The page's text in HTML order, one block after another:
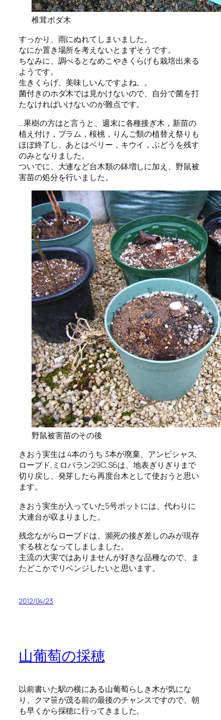
椎茸ボダ木
すっかり、雨にぬれてしまいました。
なにか置き場所を考えないとまずそうです。
ちなみに、調べるとなめこやきくらげも栽培出来る
ようです。
生きくらげ、美味しいんですよね。。
菌付きのホダ木では見かけないので、自分で菌を打
たなければいけないのが難点です。
…果樹の方はと言うと、週末に各種接ぎ木，新苗の
植え付け，プラム，桜桃，りんご類の植替え祭りも
ほぼ終了し、あとはベリー，キウイ，ぶどうを残す
のみとなりました。
ついでに、大連など台木類の鉢増しに加え、野鼠被
害苗の処分を行いました。
野鼠被害苗のその後
きおう実生は 4本のうち 3本が廃棄、アンビシャス,
ローブド,ミロバラン29C,S6は、地表ぎりぎりまで
切り戻し、発芽したら再度台木として使おうと思い
ます。
きおう実生が入っていた5号ポットには、代わりに
大連台が収まりました。
残念ながらローブドは、瀕死の接ぎ差しのみが現存
する枝となってしましました。
主流の大実ではありませんが好きな品種なので、ま
たどこかでリベンジしたいと思います。
2012/04/23
山葡萄の採穂
以前書いた駅の横にある山葡萄らしき木が気にな
り、クマ笹が茂る前の最後のチャンスですので、朝
も早くから採穂に行ってきました。